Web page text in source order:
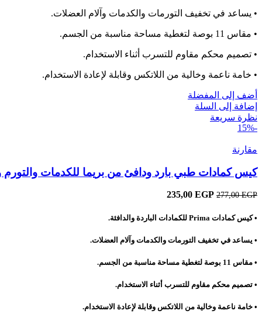
• يساعد في تخفيف التورمات والكدمات وآلام العضلات.
• مقاس 11 بوصة لتغطية مساحة مناسبة من الجسم.
• تصميم محكم مقاوم للتسرب أثناء الاستخدام.
• خامة ناعمة وخالية من اللاتكس وقابلة لإعادة الاستخدام.
أضف إلى المفضلة
إضافة إلى السلة
نظرة سريعة
-15%
مقارنة
كيس كمادات طبي بارد ودافئ من بريما للكدمات والتورم
277,00EGP
السعر
هو:
235,00 EGP
السعر
هو:
• كيس كمادات Prima للكمادات الباردة والدافئة.
• يساعد في تخفيف التورمات والكدمات وآلام العضلات.
• مقاس 11 بوصة لتغطية مساحة مناسبة من الجسم.
• تصميم محكم مقاوم للتسرب أثناء الاستخدام.
• خامة ناعمة وخالية من اللاتكس وقابلة لإعادة الاستخدام.